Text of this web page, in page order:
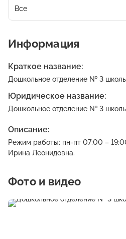
Все
Информация
Краткое название:
Дошкольное отделение № 3
Юридическое название:
Дошкольное отделение № 3
Описание:
Режим работы: пн-пт 07:00 –
Ирина Леонидовна.
Фото и видео